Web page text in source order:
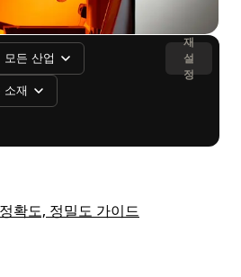
모든 산업
소재
재
설
정
확도, 정밀도 가이드